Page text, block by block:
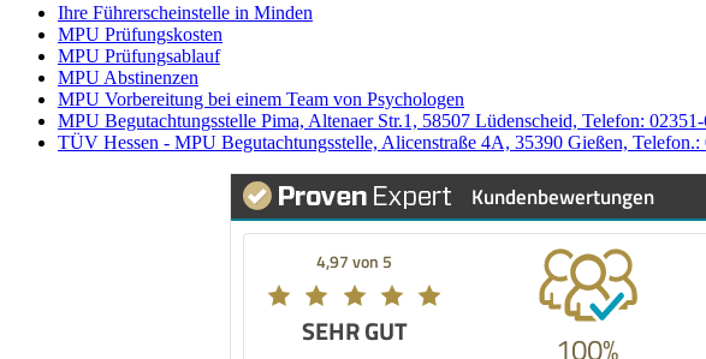
Ihre Führerscheinstelle in Minden
MPU Prüfungskosten
MPU Prüfungsablauf
MPU Abstinenzen
MPU Vorbereitung bei einem Team von Psychologen
MPU Begutachtungsstelle Pima, Altenaer Str.1, 58507 Lüdenscheid, Telefon:
TÜV Hessen - MPU Begutachtungsstelle, Alicenstraße 4A, 35390 Gießen, Telefon.:
Kundenbewertungen
4,97 von 5
SEHR GUT 100%